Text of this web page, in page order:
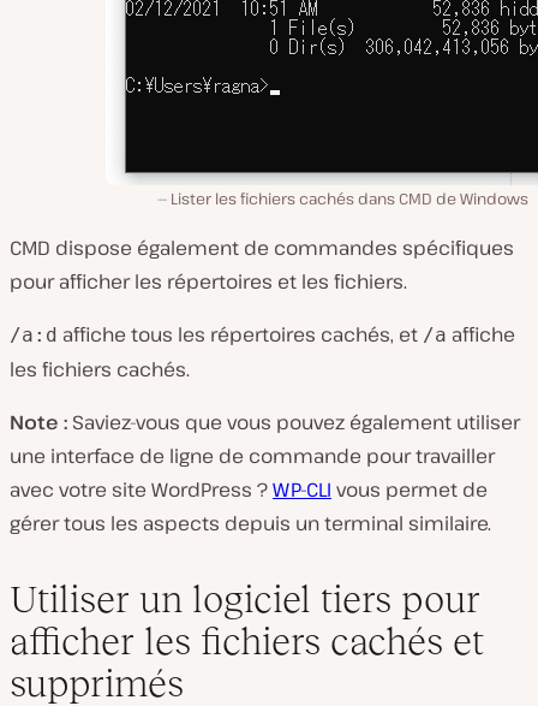
Lister les fichiers cachés dans CMD de Windows
CMD dispose également de commandes spécifiques
pour afficher les répertoires et les fichiers.
/a:d affiche tous les répertoires cachés, et /a affiche
les fichiers cachés.
Note : Saviez-vous que vous pouvez également utiliser
une interface de ligne de commande pour travailler
avec votre site WordPress ?WP-CLI vous permet de
gérer tous les aspects depuis un terminal similaire.
Utiliser un logiciel tiers pour
afficher les fichiers cachés et
supprimés